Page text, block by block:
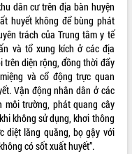
dân cư trên địa bàn huyện
huyết không để bùng phát
trách của Trung tâm y tế
và tổ xung kích ở các địa
diện rộng, đồng thời đẩy
và cổ động trực quan
Vận động nhân dân ở các
môi trường, phát quang cây
không sử dụng, khơi thông
diệt lăng quăng, bọ gậy với
có sốt xuất huyết”.